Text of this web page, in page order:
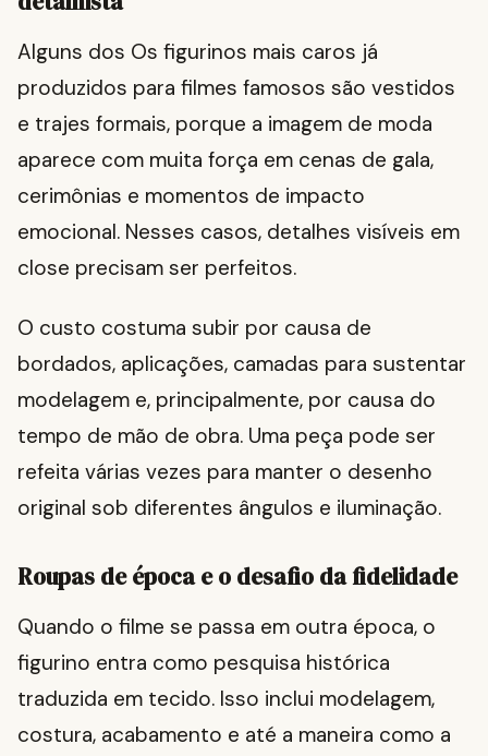
Alguns dos Os figurinos mais caros já
produzidos para filmes famosos são vestidos
e trajes formais, porque a imagem de moda
aparece com muita força em cenas de gala,
cerimônias e momentos de impacto
emocional. Nesses casos, detalhes visíveis em
close precisam ser perfeitos.
O custo costuma subir por causa de
bordados, aplicações, camadas para sustentar
modelagem e, principalmente, por causa do
tempo de mão de obra. Uma peça pode ser
refeita várias vezes para manter o desenho
original sob diferentes ângulos e iluminação.
Roupas de época e o desafio da fidelidade
Quando o filme se passa em outra época, o
figurino entra como pesquisa histórica
traduzida em tecido. Isso inclui modelagem,
costura, acabamento e até a maneira como a